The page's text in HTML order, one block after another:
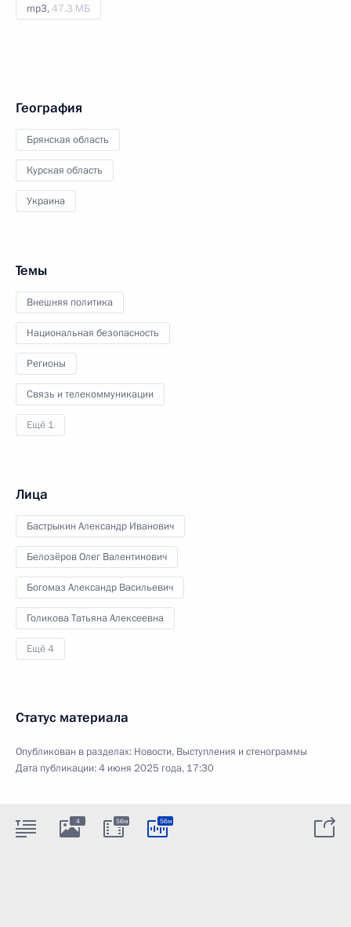
mp3,47.3 МБ
География
Брянская область
Курская область
Украина
Темы
Внешняя политика
Национальная безопасность
Регионы
Связь и телекоммуникации
Ещё 1
Лица
Бастрыкин Александр Иванович
Белозёров Олег Валентинович
Богомаз Александр Васильевич
Голикова Татьяна Алексеевна
Ещё 4
Статус материала
Опубликован в разделах: Новости, Выступления и стенограммы
Дата публикации:4 июня 2025 года, 17:30
4 56м 56м